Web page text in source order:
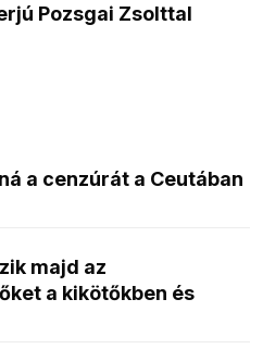
Pozsgai Zsolttal
a cenzúrát a Ceutában
majd az
a kikötőkben és